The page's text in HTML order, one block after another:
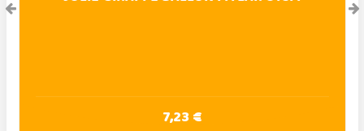
7,23 €